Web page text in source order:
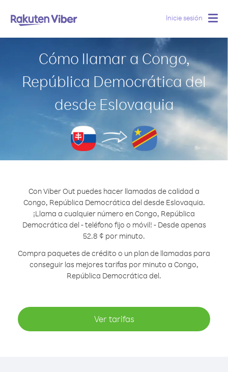
Inicie sesión
Cómo llamar a Congo,
República Democrática del
desde Eslovaquia
Con Viber Out puedes hacer llamadas de calidad a
Congo, República Democrática del desde Eslovaquia.
¡Llama a cualquier número en Congo, República
Democrática del - teléfono fijo o móvil! - Desde apenas
52.8 ¢ por minuto.
Compra paquetes de crédito o un plan de llamadas para
conseguir las mejores tarifas por minuto a Congo,
República Democrática del.
Ver tarifas